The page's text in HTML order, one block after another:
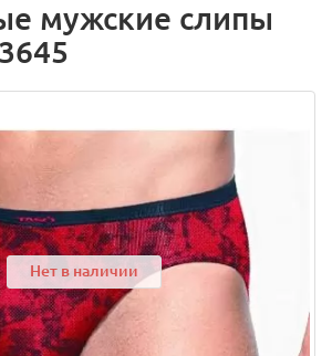
мужские слипы
Нет в наличии